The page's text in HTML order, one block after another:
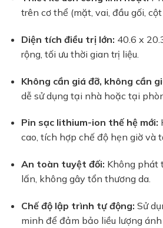
trên cơ thể (mặt, vai, đầu gối, cột
Diện tích điều trị lớn: 40.6 x
rộng, tối ưu thời gian trị liệu.
Không cần giá đỡ, không cần
dễ sử dụng tại nhà hoặc tại
Pin sạc lithium-ion thế hệ mới:
cao, tích hợp chế độ hẹn giờ và
An toàn tuyệt đối: Không phát
lấn, không gây tổn thương da.
Chế độ lập trình tự động: Sử
minh để đảm bảo liều lượng ánh